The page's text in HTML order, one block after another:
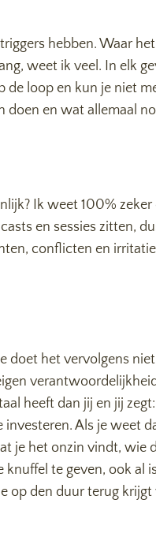
hebben. Waar
weet ik veel. In elk
loop en kun je niet
en wat allemaal
Ik weet 100%
en sessies zitten,
conflicten en
het vervolgens
heeft dan jij en jij
Als je weet
je het onzin vindt, wie
te geven, ook al
op den duur terug